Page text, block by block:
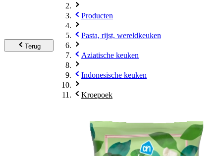
Terug
Producten
Pasta, rijst, wereldkeuken
Aziatische keuken
Indonesische keuken
Kroepoek